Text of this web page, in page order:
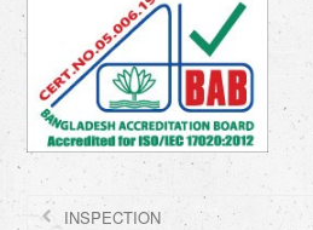
INSPECTION